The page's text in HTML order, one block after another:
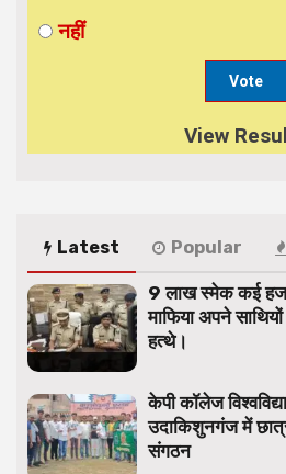
नहीं
View
Latest Popular
9 लाख स्मेक कई
माफिया अपने
हत्थे।
केपी कॉलेज
उदाकिशुनगंज में
संगठन